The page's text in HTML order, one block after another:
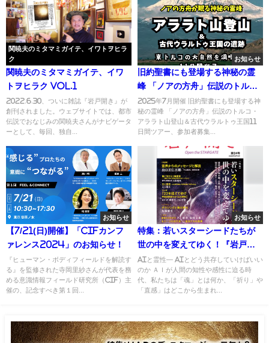
関暁夫のミタマミガイテ、イワトヲヒラ
ク
関暁夫のミタマミガイテ、イワ
トヲヒラク Vol.1
2022.6.30、ついに雑誌『岩戸開き』が
創刊されました。ウェブサイトでは、都市
伝説でおなじみの関暁夫さんがナビゲータ
ーとして、毎回、独自...
お知らせ
旧約聖書にも登場する神秘の霊
峰 「ノアの方舟」伝説のトル
コ・アララト山登山＆古代ウラ
ルトゥ王国11日間ツアー、参加
者募集中！
2025年7月開催 旧約聖書にも登場する神
秘の霊峰 「ノアの方舟」伝説のトルコ・
アララト山登山＆古代ウラルトゥ王国11
日間ツアー、参加者募集...
お知らせ
【7/21(日)開催】「CIFカンフ
ァレンス2024」のお知らせ！
『ヒューマン・ボディフィールドを解読す
る』を監修された寺岡里紗さんが代表を務
める意識情報フィールド研究所（CIF）主
催の、記念すべき第１回...
お知らせ
特集：若いスターシードたちが
世の中を変えてゆく！『岩戸開
き』第24号が発売です！
AIと霊性― AIとどう共存していけばいい
のか ＡＩが人間の知性や感性に迫る時
代、私たちは「魂」とは何か、「祈り」や
「直感」はどこから生まれ...